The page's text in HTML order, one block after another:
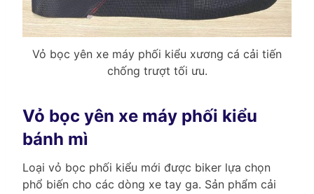
Vỏ bọc yên xe máy phối kiểu xương cá cải tiến
chống trượt tối ưu.
Vỏ bọc yên xe máy phối kiểu
bánh mì
Loại vỏ bọc phối kiểu mới được biker lựa chọn
phổ biến cho các dòng xe tay ga. Sản phẩm cải